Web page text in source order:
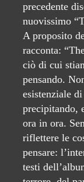
precedente
nuovissimo
A proposito
racconta:
ciò di cui
pensando.
esistenziale
precipitando,
ora in ora.
riflettere le
pensare:
testi